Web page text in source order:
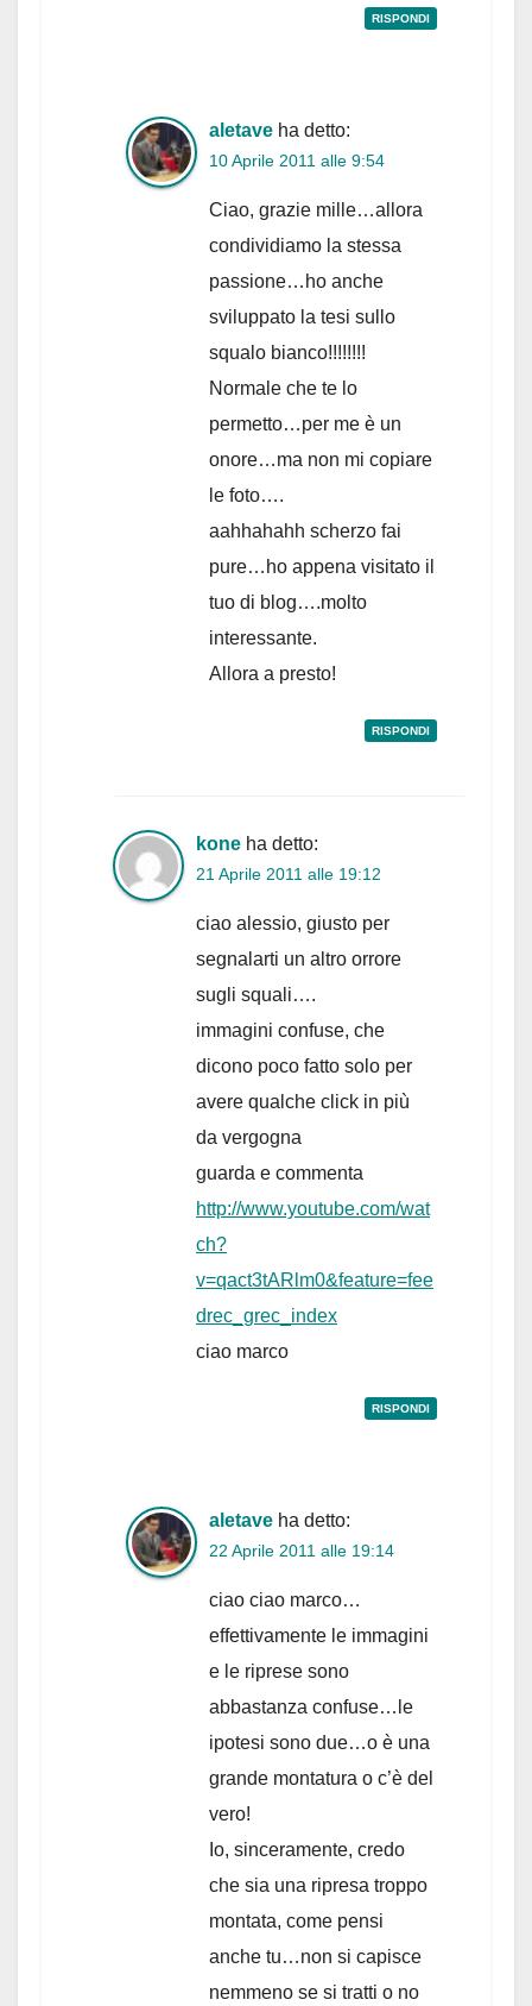
RISPONDI
aletave ha detto:
10 Aprile 2011 alle 9:54
Ciao, grazie mille…allora
condividiamo la stessa
passione…ho anche
sviluppato la tesi sullo
squalo bianco!!!!!!!!
Normale che te lo
permetto…per me è un
onore…ma non mi copiare
le foto….
aahhahahh scherzo fai
pure…ho appena visitato il
tuo di blog….molto
interessante.
Allora a presto!
RISPONDI
kone ha detto:
21 Aprile 2011 alle 19:12
ciao alessio, giusto per
segnalarti un altro orrore
sugli squali….
immagini confuse, che
dicono poco fatto solo per
avere qualche click in più
da vergogna
guarda e commenta
http://www.youtube.com/wat
ch?
v=qact3tARlm0&feature=fee
drec_grec_index
ciao marco
RISPONDI
aletave ha detto:
22 Aprile 2011 alle 19:14
ciao ciao marco…
effettivamente le immagini
e le riprese sono
abbastanza confuse…le
ipotesi sono due…o è una
grande montatura o c’è del
vero!
Io, sinceramente, credo
che sia una ripresa troppo
montata, come pensi
anche tu…non si capisce
nemmeno se si tratti o no